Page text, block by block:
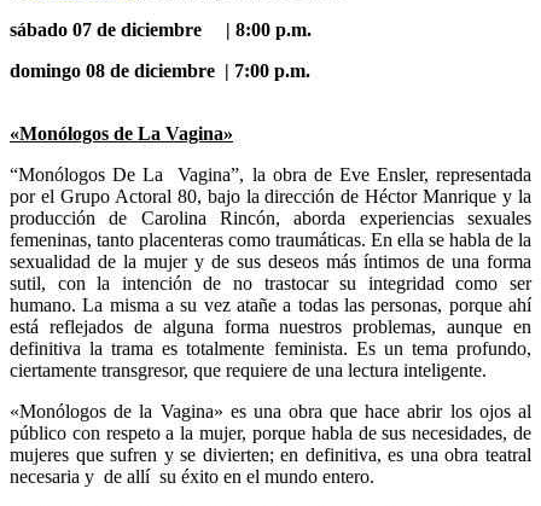
sábado 07 de diciembre | 8:00 p.m.
domingo 08 de diciembre | 7:00 p.m.
«Monólogos de La Vagina»
“Monólogos De La Vagina”, la obra de Eve Ensler, representada
por el Grupo Actoral 80, bajo la dirección de Héctor Manrique y la
producción de Carolina Rincón, aborda experiencias sexuales
femeninas, tanto placenteras como traumáticas. En ella se habla de la
sexualidad de la mujer y de sus deseos más íntimos de una forma
sutil, con la intención de no trastocar su integridad como ser
humano. La misma a su vez atañe a todas las personas, porque ahí
está reflejados de alguna forma nuestros problemas, aunque en
definitiva la trama es totalmente feminista. Es un tema profundo,
ciertamente transgresor, que requiere de una lectura inteligente.
«Monólogos de la Vagina» es una obra que hace abrir los ojos al
público con respeto a la mujer, porque habla de sus necesidades, de
mujeres que sufren y se divierten; en definitiva, es una obra teatral
necesaria y de allí su éxito en el mundo entero.